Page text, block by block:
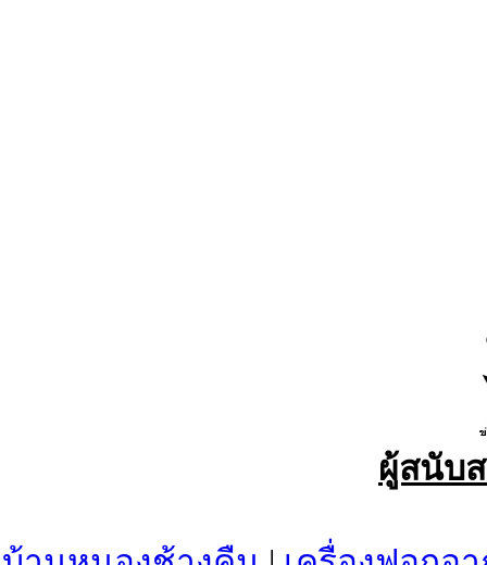
ผู้สนับ